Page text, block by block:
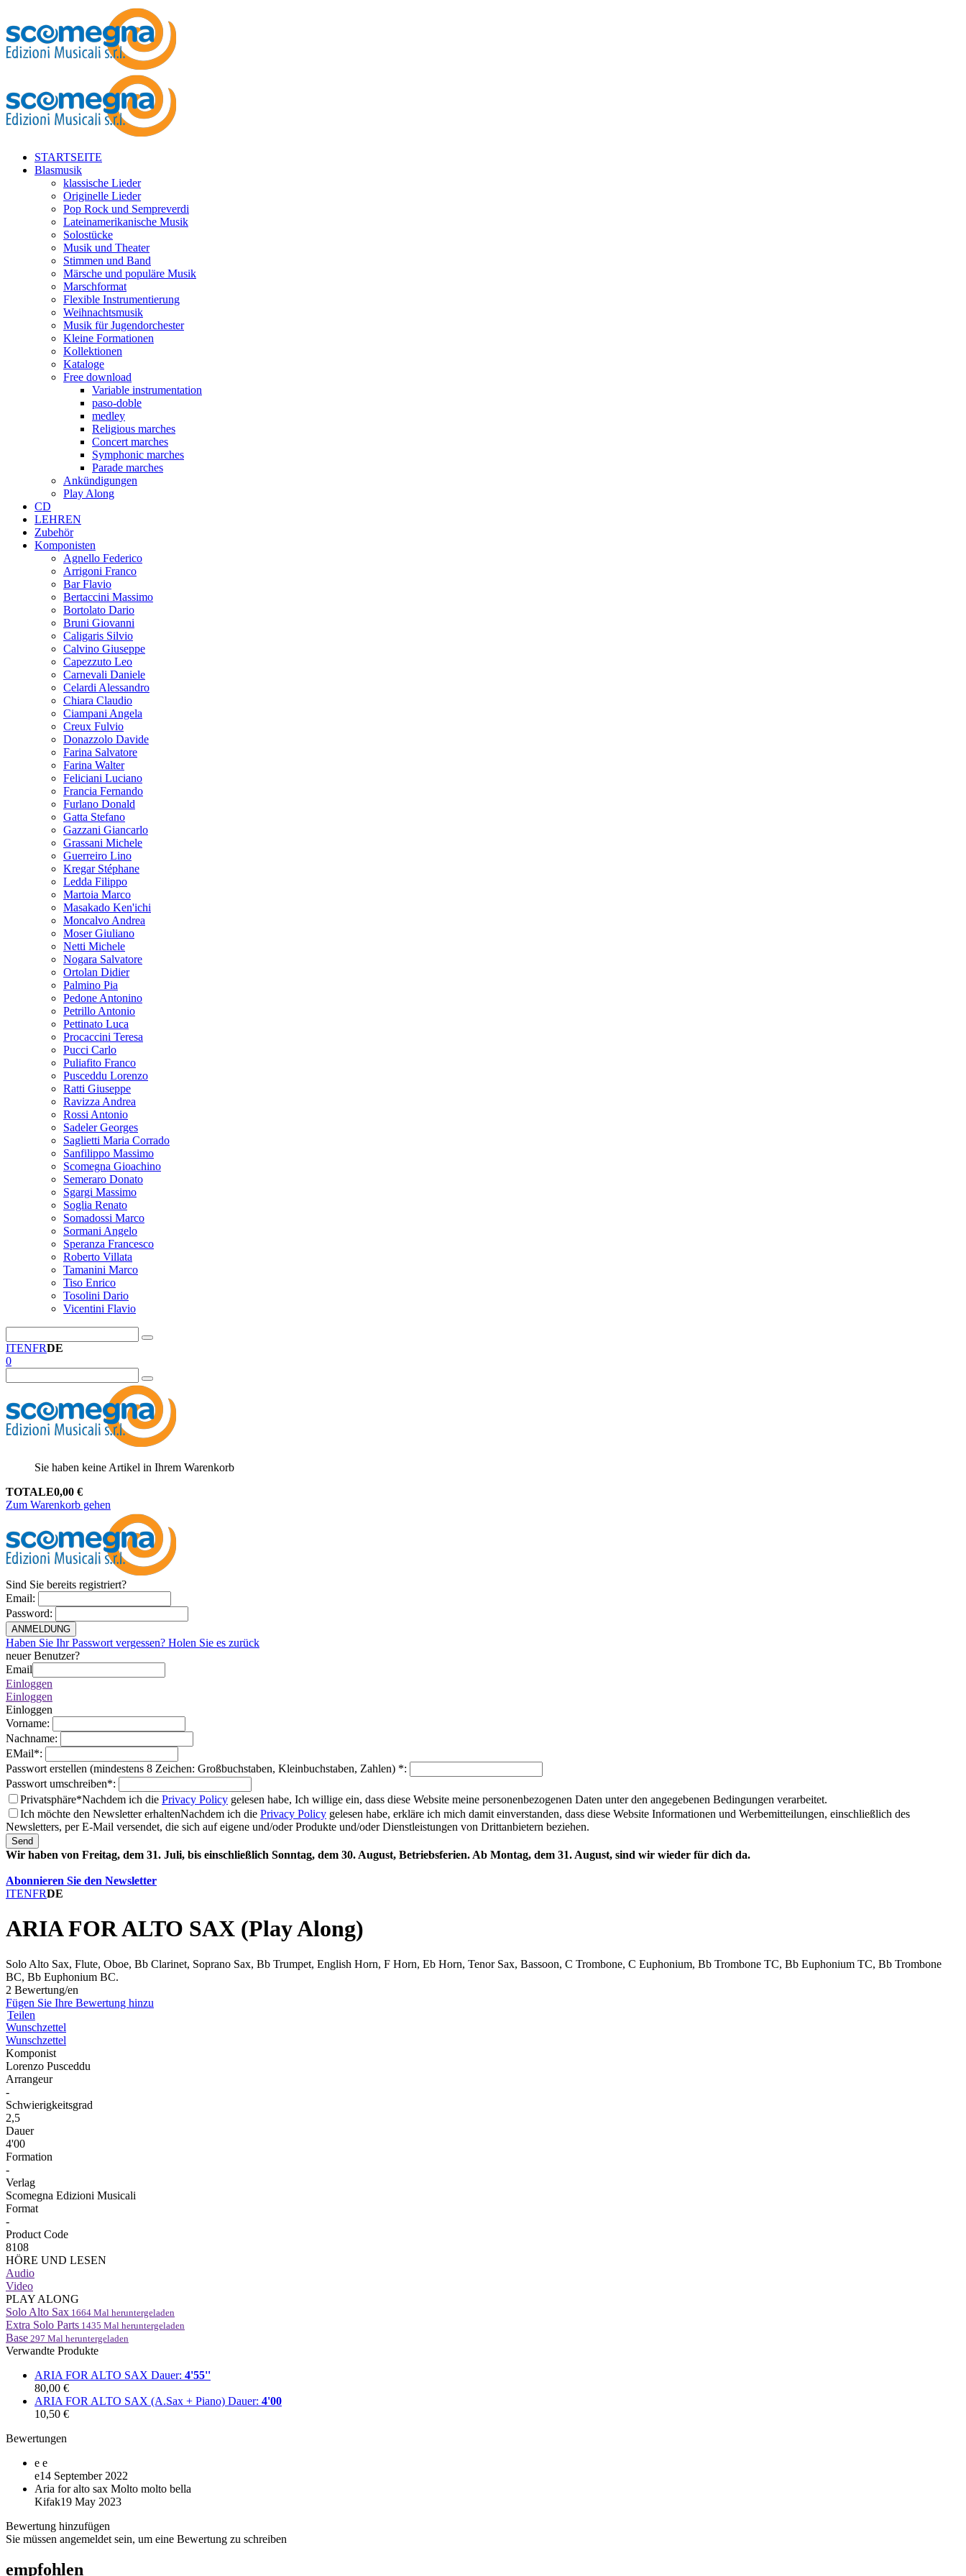
STARTSEITE
Blasmusik
klassische Lieder
Originelle Lieder
Pop Rock und Sempreverdi
Lateinamerikanische Musik
Solostücke
Musik und Theater
Stimmen und Band
Märsche und populäre Musik
Marschformat
Flexible Instrumentierung
Weihnachtsmusik
Musik für Jugendorchester
Kleine Formationen
Kollektionen
Kataloge
Free download
Variable instrumentation
paso-doble
medley
Religious marches
Concert marches
Symphonic marches
Parade marches
Ankündigungen
Play Along
CD
LEHREN
Zubehör
Komponisten
Agnello Federico
Arrigoni Franco
Bar Flavio
Bertaccini Massimo
Bortolato Dario
Bruni Giovanni
Caligaris Silvio
Calvino Giuseppe
Capezzuto Leo
Carnevali Daniele
Celardi Alessandro
Chiara Claudio
Ciampani Angela
Creux Fulvio
Donazzolo Davide
Farina Salvatore
Farina Walter
Feliciani Luciano
Francia Fernando
Furlano Donald
Gatta Stefano
Gazzani Giancarlo
Grassani Michele
Guerreiro Lino
Kregar Stéphane
Ledda Filippo
Martoia Marco
Masakado Ken'ichi
Moncalvo Andrea
Moser Giuliano
Netti Michele
Nogara Salvatore
Ortolan Didier
Palmino Pia
Pedone Antonino
Petrillo Antonio
Pettinato Luca
Procaccini Teresa
Pucci Carlo
Puliafito Franco
Pusceddu Lorenzo
Ratti Giuseppe
Ravizza Andrea
Rossi Antonio
Sadeler Georges
Saglietti Maria Corrado
Sanfilippo Massimo
Scomegna Gioachino
Semeraro Donato
Sgargi Massimo
Soglia Renato
Somadossi Marco
Sormani Angelo
Speranza Francesco
Roberto Villata
Tamanini Marco
Tiso Enrico
Tosolini Dario
Vicentini Flavio
ITENFRDE
0
Sie haben keine Artikel in Ihrem Warenkorb
TOTALE0,00 €
Zum Warenkorb gehen
Sind Sie bereits registriert?
Email:
Password:
ANMELDUNG
Haben Sie Ihr Passwort vergessen? Holen Sie es zurück
neuer Benutzer?
Email
Einloggen
Einloggen
Einloggen
Vorname:
Nachname:
EMail*:
Passwort erstellen (mindestens 8 Zeichen: Großbuchstaben, Kleinbuchstaben, Zahlen) *:
Passwort umschreiben*:
Privatsphäre*Nachdem ich die Privacy Policy gelesen habe, Ich willige ein, dass diese Website meine personenbezogenen Daten unter den angegebenen Bedingungen verarbeitet.
Ich möchte den Newsletter erhaltenNachdem ich die Privacy Policy gelesen habe, erkläre ich mich damit einverstanden, dass diese Website Informationen und Werbemitteilungen, einschließlich des
Newsletters, per E-Mail versendet, die sich auf eigene und/oder Produkte und/oder Dienstleistungen von Drittanbietern beziehen.
Send
Wir haben von Freitag, dem 31. Juli, bis einschließlich Sonntag, dem 30. August, Betriebsferien. Ab Montag, dem 31. August, sind wir wieder für dich da.
Abonnieren Sie den Newsletter
ITENFRDE
ARIA FOR ALTO SAX (Play Along)
Solo Alto Sax, Flute, Oboe, Bb Clarinet, Soprano Sax, Bb Trumpet, English Horn, F Horn, Eb Horn, Tenor Sax, Bassoon, C Trombone, C Euphonium, Bb Trombone TC, Bb Euphonium TC, Bb Trombone
BC, Bb Euphonium BC.
2 Bewertung/en
Fügen Sie Ihre Bewertung hinzu
Teilen
Wunschzettel
Wunschzettel
Komponist
Lorenzo Pusceddu
Arrangeur
-
Schwierigkeitsgrad
2,5
Dauer
4'00
Formation
-
Verlag
Scomegna Edizioni Musicali
Format
-
Product Code
8108
HÖRE UND LESEN
Audio
Video
PLAY ALONG
Solo Alto Sax 1664 Mal heruntergeladen
Extra Solo Parts 1435 Mal heruntergeladen
Base 297 Mal heruntergeladen
Verwandte Produkte
ARIA FOR ALTO SAX Dauer: 4'55''
80,00 €
ARIA FOR ALTO SAX (A.Sax + Piano) Dauer: 4'00
10,50 €
Bewertungen
e e
e14 September 2022
Aria for alto sax Molto molto bella
Kifak19 May 2023
Bewertung hinzufügen
Sie müssen angemeldet sein, um eine Bewertung zu schreiben
empfohlen